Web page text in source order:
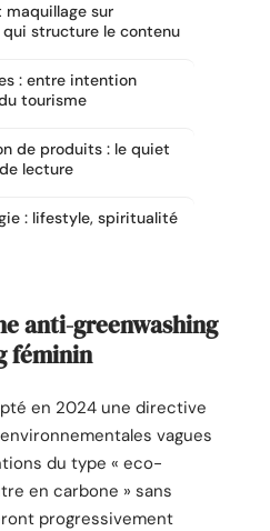
maquillage sur
structure le contenu
: entre intention
tourisme
de produits : le quiet
lecture
: lifestyle, spiritualité
anti-greenwashing
féminin
en 2024 une directive
vagues
du type « eco-
en carbone » sans
progressivement